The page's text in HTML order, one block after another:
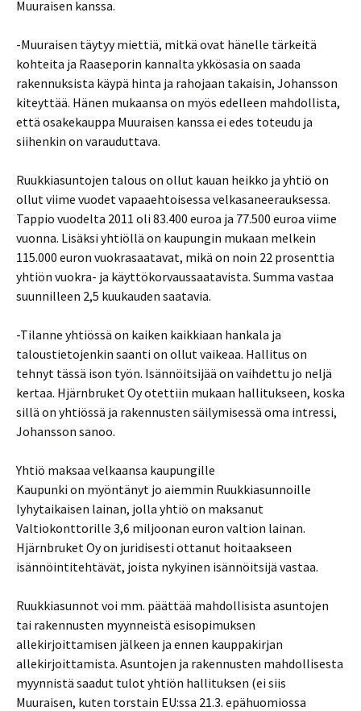
Muuraisen kanssa.
-Muuraisen täytyy miettiä, mitkä ovat hänelle tärkeitä
kohteita ja Raaseporin kannalta ykkösasia on saada
rakennuksista käypä hinta ja rahojaan takaisin, Johansson
kiteyttää. Hänen mukaansa on myös edelleen mahdollista,
että osakekauppa Muuraisen kanssa ei edes toteudu ja
siihenkin on varauduttava.
Ruukkiasuntojen talous on ollut kauan heikko ja yhtiö on
ollut viime vuodet vapaaehtoisessa velkasaneerauksessa.
Tappio vuodelta 2011 oli 83.400 euroa ja 77.500 euroa viime
vuonna. Lisäksi yhtiöllä on kaupungin mukaan melkein
115.000 euron vuokrasaatavat, mikä on noin 22 prosenttia
yhtiön vuokra- ja käyttökorvaussaatavista. Summa vastaa
suunnilleen 2,5 kuukauden saatavia.
-Tilanne yhtiössä on kaiken kaikkiaan hankala ja
taloustietojenkin saanti on ollut vaikeaa. Hallitus on
tehnyt tässä ison työn. Isännöitsijää on vaihdettu jo neljä
kertaa. Hjärnbruket Oy otettiin mukaan hallitukseen, koska
sillä on yhtiössä ja rakennusten säilymisessä oma intressi,
Johansson sanoo.
Yhtiö maksaa velkaansa kaupungille
Kaupunki on myöntänyt jo aiemmin Ruukkiasunnoille
lyhytaikaisen lainan, jolla yhtiö on maksanut
Valtiokonttorille 3,6 miljoonan euron valtion lainan.
Hjärnbruket Oy on juridisesti ottanut hoitaakseen
isännöintitehtävät, joista nykyinen isännöitsijä vastaa.
Ruukkiasunnot voi mm. päättää mahdollisista asuntojen
tai rakennusten myynneistä esisopimuksen
allekirjoittamisen jälkeen ja ennen kauppakirjan
allekirjoittamista. Asuntojen ja rakennusten mahdollisesta
myynnistä saadut tulot yhtiön hallituksen (ei siis
Muuraisen, kuten torstain EU:ssa 21.3. epähuomiossa